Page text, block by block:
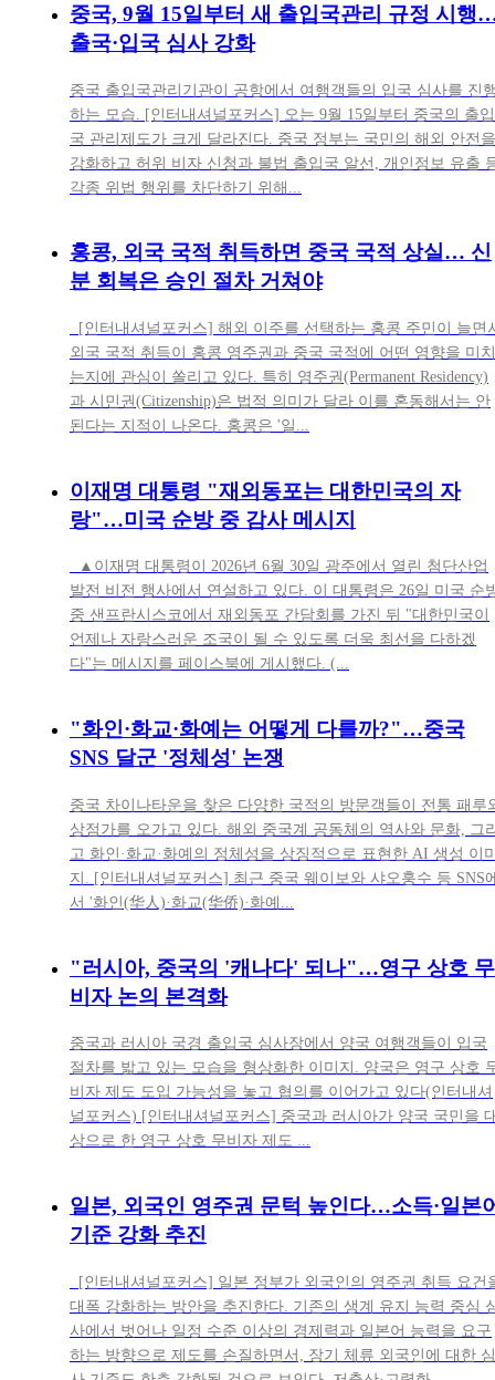
중국, 9월 15일부터 새 출입국관리 규정 시행
출국·입국 심사 강화
중국 출입국관리기관이 공항에서 여행객들의 입국 심사를 진
하는 모습. [인터내셔널포커스] 오는 9월 15일부터 중국의 출입
국 관리제도가 크게 달라진다. 중국 정부는 국민의 해외 안전을
강화하고 허위 비자 신청과 불법 출입국 알선, 개인정보 유출
각종 위법 행위를 차단하기 위해...
홍콩, 외국 국적 취득하면 중국 국적 상실… 신
분 회복은 승인 절차 거쳐야
[인터내셔널포커스] 해외 이주를 선택하는 홍콩 주민이 늘면
외국 국적 취득이 홍콩 영주권과 중국 국적에 어떤 영향을 미치
는지에 관심이 쏠리고 있다. 특히 영주권(Permanent Residency)
과 시민권(Citizenship)은 법적 의미가 달라 이를 혼동해서는 안
된다는 지적이 나온다. 홍콩은 '일...
이재명 대통령 "재외동포는 대한민국의 자
랑"…미국 순방 중 감사 메시지
▲이재명 대통령이 2026년 6월 30일 광주에서 열린 첨단산업
발전 비전 행사에서 연설하고 있다. 이 대통령은 26일 미국 순
중 샌프란시스코에서 재외동포 간담회를 가진 뒤 "대한민국이
언제나 자랑스러운 조국이 될 수 있도록 더욱 최선을 다하겠
다"는 메시지를 페이스북에 게시했다. (...
"화인·화교·화예는 어떻게 다를까?"…중국
SNS 달군 '정체성' 논쟁
중국 차이나타운을 찾은 다양한 국적의 방문객들이 전통 패루
상점가를 오가고 있다. 해외 중국계 공동체의 역사와 문화, 그
고 화인·화교·화예의 정체성을 상징적으로 표현한 AI 생성 이
지. [인터내셔널포커스] 최근 중국 웨이보와 샤오훙수 등 SNS
서 '화인(华人)·화교(华侨)·화예...
"러시아, 중국의 '캐나다' 되나"…영구 상호 무
비자 논의 본격화
중국과 러시아 국경 출입국 심사장에서 양국 여행객들이 입국
절차를 밟고 있는 모습을 형상화한 이미지. 양국은 영구 상호
비자 제도 도입 가능성을 놓고 협의를 이어가고 있다(인터내셔
널포커스) [인터내셔널포커스] 중국과 러시아가 양국 국민을
상으로 한 영구 상호 무비자 제도 ...
일본, 외국인 영주권 문턱 높인다…소득·일본
기준 강화 추진
[인터내셔널포커스] 일본 정부가 외국인의 영주권 취득 요건
대폭 강화하는 방안을 추진한다. 기존의 생계 유지 능력 중심
사에서 벗어나 일정 수준 이상의 경제력과 일본어 능력을 요구
하는 방향으로 제도를 손질하면서, 장기 체류 외국인에 대한 심